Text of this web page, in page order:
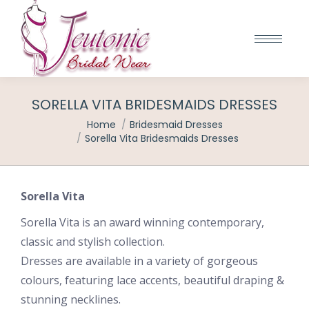
SORELLA VITA BRIDESMAIDS DRESSES
You are here:Home
Bridesmaid Dresses
Sorella Vita Bridesmaids Dresses
Sorella Vita
Sorella Vita is an award winning contemporary,
classic and stylish collection.
Dresses are available in a variety of gorgeous
colours, featuring lace accents, beautiful draping &
stunning necklines.